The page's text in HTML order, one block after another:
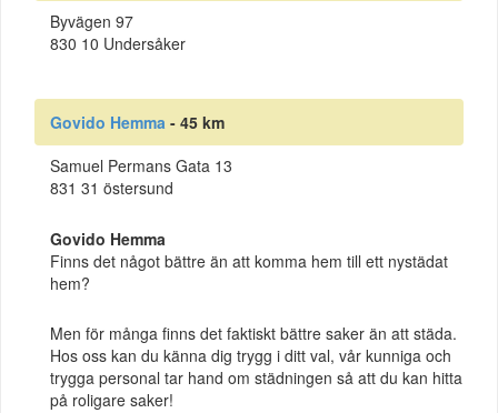
Byvägen 97
830 10 Undersåker
Govido Hemma - 45 km
Samuel Permans Gata 13
831 31 östersund
Govido Hemma
Finns det något bättre än att komma hem till ett nystädat
hem?
Men för många finns det faktiskt bättre saker än att städa.
Hos oss kan du känna dig trygg i ditt val, vår kunniga och
trygga personal tar hand om städningen så att du kan hitta
på roligare saker!